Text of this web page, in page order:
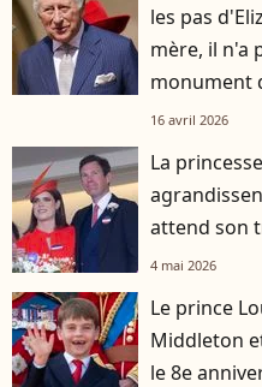
les pas
mère, il n'a
monument
16 avril 2026
La
attend son
4 mai 2026
Le prince
Middleton
le 8e